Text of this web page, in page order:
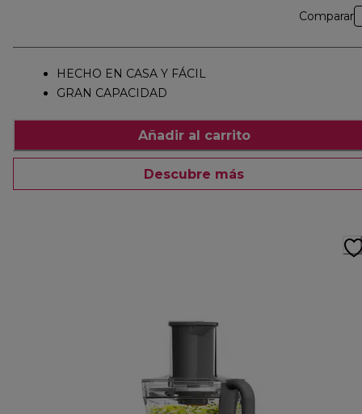
Comparar
HECHO EN CASA Y FÁCIL
GRAN CAPACIDAD
Añadir al carrito
Descubre más